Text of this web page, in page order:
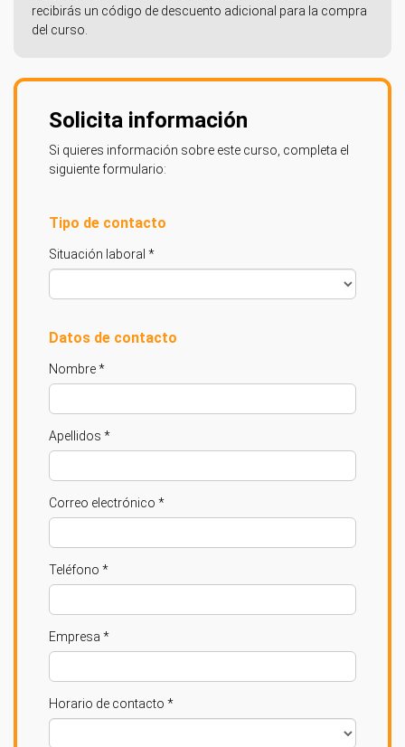
recibirás un código de descuento adicional para la compra
del curso.
Solicita información
Si quieres información sobre este curso, completa el
siguiente formulario:
Tipo de contacto
Situación laboral *
Datos de contacto
Nombre *
Apellidos *
Correo electrónico *
Teléfono *
Empresa *
Horario de contacto *